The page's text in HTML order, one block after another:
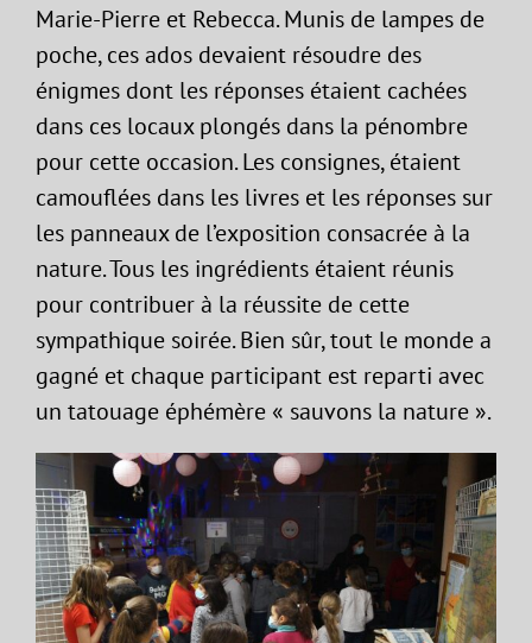
Marie-Pierre et Rebecca. Munis de lampes de
poche, ces ados devaient résoudre des
énigmes dont les réponses étaient cachées
dans ces locaux plongés dans la pénombre
pour cette occasion. Les consignes, étaient
camouflées dans les livres et les réponses sur
les panneaux de l’exposition consacrée à la
nature. Tous les ingrédients étaient réunis
pour contribuer à la réussite de cette
sympathique soirée. Bien sûr, tout le monde a
gagné et chaque participant est reparti avec
un tatouage éphémère « sauvons la nature ».